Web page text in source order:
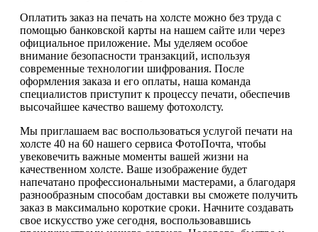
Оплатить заказ на печать на холсте можно без труда с
помощью банковской карты на нашем сайте или через
официальное приложение. Мы уделяем особое
внимание безопасности транзакций, используя
современные технологии шифрования. После
оформления заказа и его оплаты, наша команда
специалистов приступит к процессу печати, обеспечив
высочайшее качество вашему фотохолсту.
Мы приглашаем вас воспользоваться услугой печати на
холсте 40 на 60 нашего сервиса ФотоПочта, чтобы
увековечить важные моменты вашей жизни на
качественном холсте. Ваше изображение будет
напечатано профессиональными мастерами, а благодаря
разнообразным способам доставки вы сможете получить
заказ в максимально короткие сроки. Начните создавать
свое искусство уже сегодня, воспользовавшись